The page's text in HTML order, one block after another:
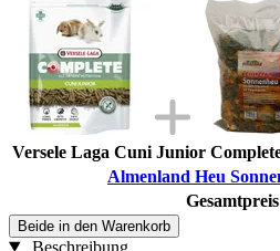
Versele Laga Cuni Junior
Almenland Heu
Beide in den Warenkorb
Beschreibung